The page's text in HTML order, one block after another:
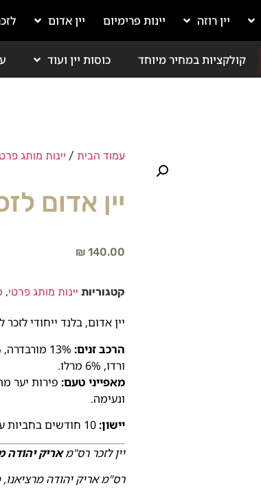
יין רוזה יינות פרימיום יין אדום
קולקציות במחיר מיוחד כוסות יין ועוד
עמוד הבית / יינות מותג
יין אדום
₪ 140.00
קטגוריות יינות מותג פרטי,
יין אדום, בלנד ייחודי
הרכב זנים:
ורדו, 6% מרלו.
מאפייני טעם: פירות יער
ונעימה.
יישון:
יין לזכר רס"מאריק יהודה
רס”מ אריק יהודה